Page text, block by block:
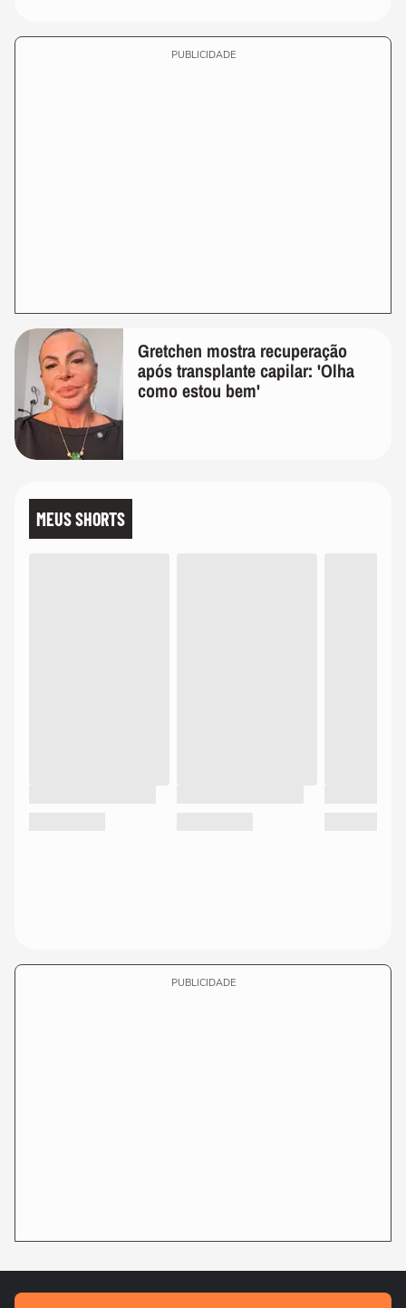
PUBLICIDADE
Gretchen mostra recuperação
após transplante capilar: 'Olha
como estou bem'
MEUS SHORTS
PUBLICIDADE